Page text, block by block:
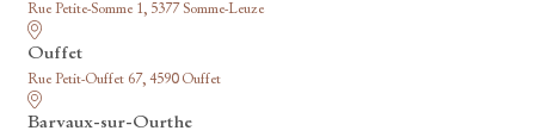
Rue Petite-Somme 1, 5377 Somme-Leuze
Ouffet
Rue Petit-Ouffet 67, 4590 Ouffet
Barvaux-sur-Ourthe